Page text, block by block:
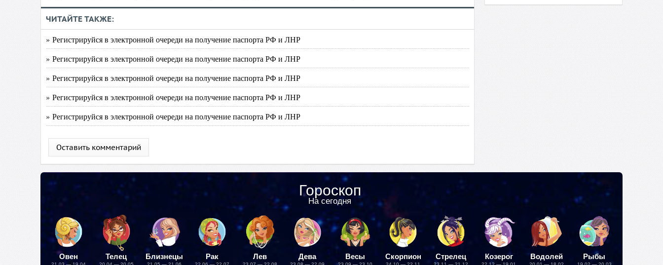
ЧИТАЙТЕ ТАКЖЕ:
» Регистрируйся в электронной очереди на получение паспорта РФ и ЛНР
» Регистрируйся в электронной очереди на получение паспорта РФ и ЛНР
» Регистрируйся в электронной очереди на получение паспорта РФ и ЛНР
» Регистрируйся в электронной очереди на получение паспорта РФ и ЛНР
» Регистрируйся в электронной очереди на получение паспорта РФ и ЛНР
Оставить комментарий
Гороскоп
На сегодня
Овен Телец Близнецы Рак Лев Дева Весы Скорпион Стрелец Козерог Водолей Рыбы